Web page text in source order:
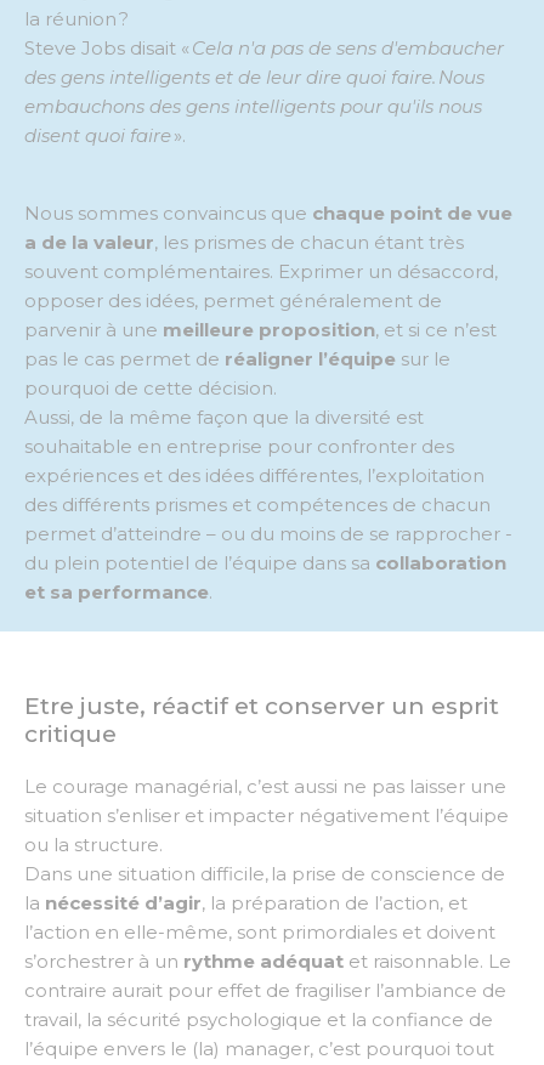
la réunion ?
Steve Jobs disait « Cela n'a pas de sens d'embaucher
des gens intelligents et de leur dire quoi faire. Nous
embauchons des gens intelligents pour qu'ils nous
disent quoi faire».
Nous sommes convaincus que chaque point de vue
a de la valeur, les prismes de chacun étant très
souvent complémentaires. Exprimer un désaccord,
opposer des idées, permet généralement de
parvenir à une meilleure proposition, et si ce n’est
pas le cas permet de réaligner l’équipe sur le
pourquoi de cette décision.
Aussi, de la même façon que la diversité est
souhaitable en entreprise pour confronter des
expériences et des idées différentes, l’exploitation
des différents prismes et compétences de chacun
permet d’atteindre – ou du moins de se rapprocher -
du plein potentiel de l’équipe dans sa collaboration
et sa performance.
Etre juste, réactif et conserver un esprit
critique
Le courage managérial, c’est aussi ne pas laisser une
situation s’enliser et impacter négativement l’équipe
ou la structure.
Dans une situation difficile, la prise de conscience de
la nécessité d’agir, la préparation de l’action, et
l’action en elle-même, sont primordiales et doivent
s’orchestrer à un rythme adéquat et raisonnable. Le
contraire aurait pour effet de fragiliser l’ambiance de
travail, la sécurité psychologique et la confiance de
l’équipe envers le (la) manager, c’est pourquoi tout